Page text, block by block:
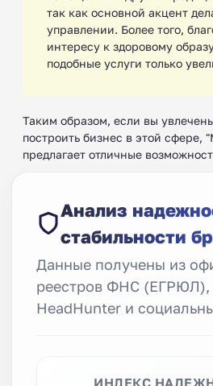
так как основной акцент
управлении. Более того,
интересу к здоровому
подобные услуги только
Таким образом, если вы
построить бизнес в этой сфере,
предлагает отличные
Анализ
стабильности
Данные получены из
реестров ФНС (ЕГРЮЛ),
HeadHunter и
ИНДЕКС